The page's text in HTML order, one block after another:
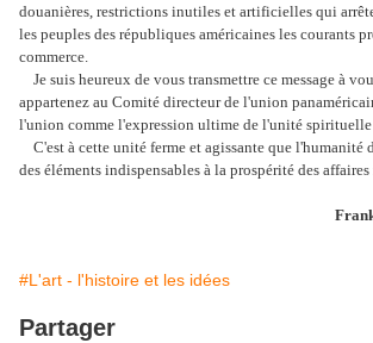
douanières, restrictions inutiles et artificielles qui
les peuples des républiques américaines les courants
commerce.
Je suis heureux de vous transmettre ce message à
appartenez au Comité directeur de l'union
l'union comme l'expression ultime de l'unité spirituelle
C'est à cette unité ferme et agissante que l'humanité
des éléments indispensables à la prospérité des
#L'art - l'histoire et les idées
Partager